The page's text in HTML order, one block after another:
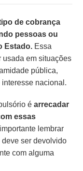
de cobrança
pessoas ou
Estado. Essa
em situações
pública,
nacional.
éarrecadar
essas
lembrar
deve ser devolvido
com alguma